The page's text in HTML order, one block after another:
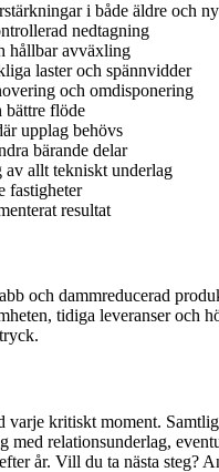
i både äldre och
nedtagning
hållbar avväxling
laster och spännvidder
och omdisponering
bättre flöde
upplag behövs
bärande delar
av allt tekniskt underlag
fastigheter
resultat
och dammreducerad
tidiga leveranser och
kritiskt moment.
relationsunderlag,
år. Vill du ta nästa